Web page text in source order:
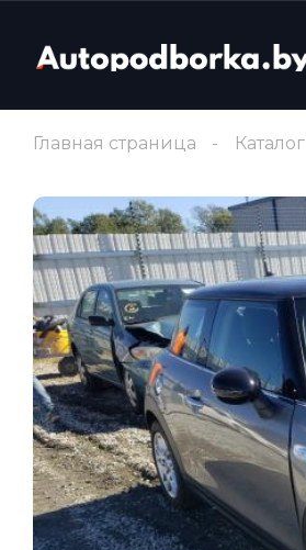
Главная страница Каталог